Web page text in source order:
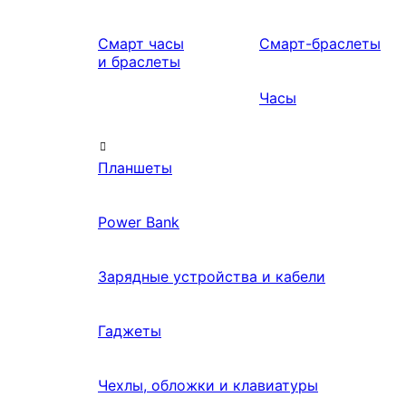
Смарт часы
и браслеты
Смарт-браслеты
Часы
Планшеты
Power Bank
Зарядные устройства и кабели
Гаджеты
Чехлы, обложки и клавиатуры